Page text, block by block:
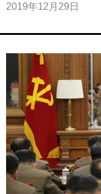
2019年12月29日